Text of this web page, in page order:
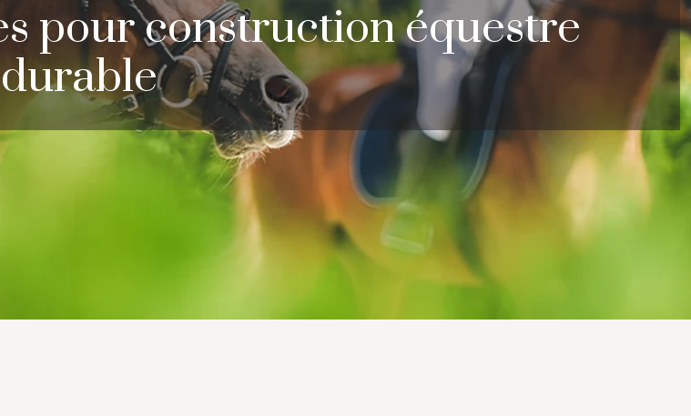
pour construction équestre
durable